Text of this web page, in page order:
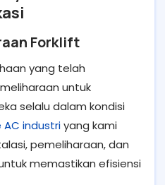
Forklift
yang telah
untuk
selalu dalam kondisi
AC industriyang kami
pemeliharaan, dan
memastikan efisiensi